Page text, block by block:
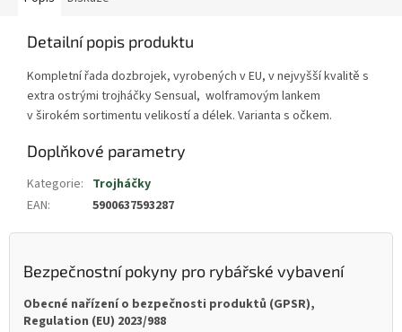
Detailní popis produktu
Kompletní řada dozbrojek, vyrobených v EU, v nejvyšší kvalitě s
extra ostrými trojháčky Sensual, wolframovým lankem
v širokém sortimentu velikostí a délek. Varianta s očkem.
Doplňkové parametry
Kategorie: Trojháčky
EAN: 5900637593287
Bezpečnostní pokyny pro rybářské vybavení
Obecné nařízení o bezpečnosti produktů (GPSR),
Regulation (EU) 2023/988